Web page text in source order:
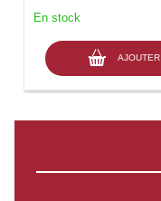
En stock